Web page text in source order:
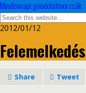
Mindennapi gondolatmorzsák
2012/01/12
Share Tweet